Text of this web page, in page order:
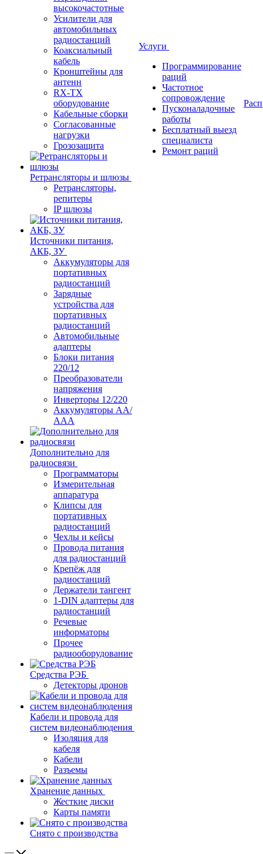
высокочастотные
Усилители для
автомобильных
радиостанций
Коаксиальный
кабель
Кронштейны для
антенн
RX-TX
оборудование
Кабельные сборки
Согласованные
нагрузки
Грозозащита
Ретрансляторы и шлюзы
Ретрансляторы,
репитеры
IP шлюзы
Источники питания,
АКБ, ЗУ
Аккумуляторы для
портативных
радиостанций
Зарядные
устройства для
портативных
радиостанций
Автомобильные
адаптеры
Блоки питания
220/12
Преобразователи
напряжения
Инверторы 12/220
Аккумуляторы АА/
ААА
Дополнительно для
радиосвязи
Программаторы
Измерительная
аппаратура
Клипсы для
портативных
радиостанций
Чехлы и кейсы
Провода питания
для радиостанций
Крепёж для
радиостанций
Держатели тангент
1-DIN адаптеры для
радиостанций
Речевые
информаторы
Прочее
радиооборудование
Средства РЭБ
Детекторы дронов
Кабели и провода для
систем видеонаблюдения
Изоляция для
кабеля
Кабели
Разъемы
Хранение данных
Жесткие диски
Карты памяти
Снято с производства
Услуги
Программирование
раций
Частотное
сопровождение
Пусконаладочные
работы
Бесплатный выезд
специалиста
Ремонт раций